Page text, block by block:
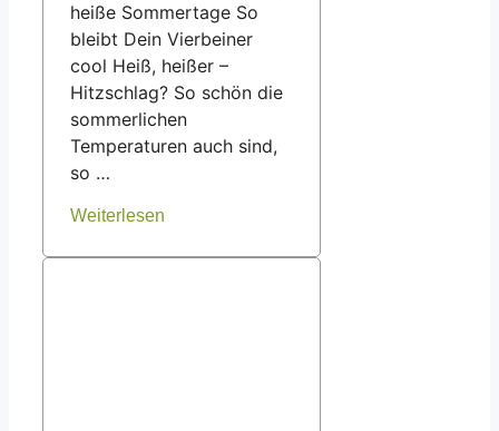
heiße Sommertage So
bleibt Dein Vierbeiner
cool Heiß, heißer –
Hitzschlag? So schön die
sommerlichen
Temperaturen auch sind,
so …
Weiterlesen